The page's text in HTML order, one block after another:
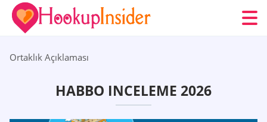
Ortaklık Açıklaması
HABBO INCELEME 2026